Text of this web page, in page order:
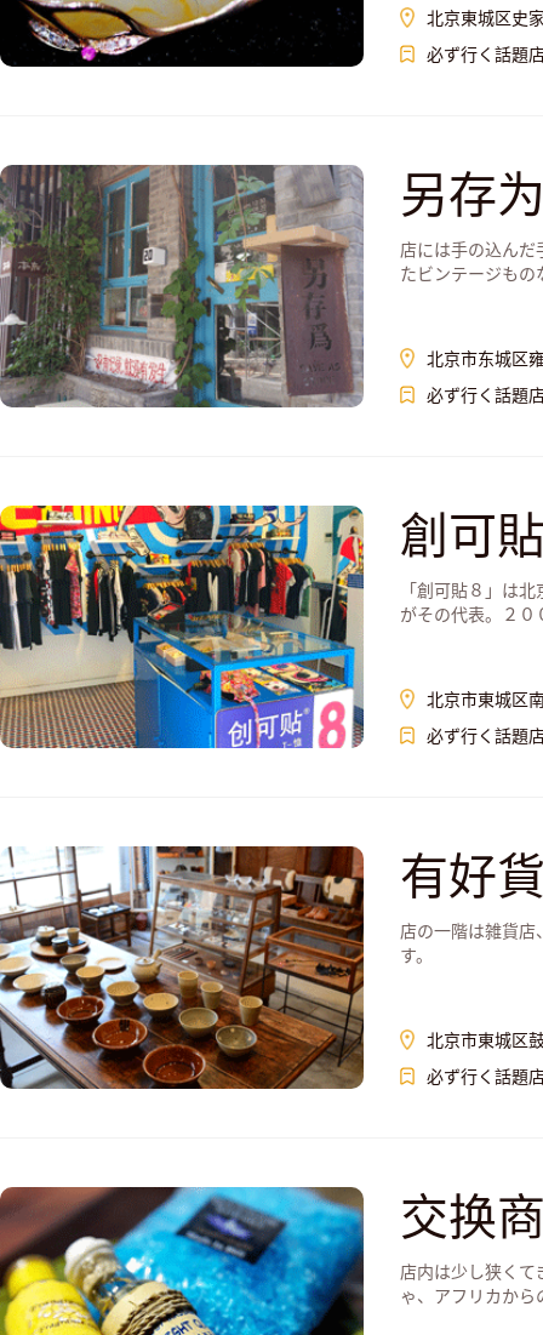
北京東城区史
必ず行く話題
另存
店には手の込んだ
たビンテージもの
北京市东城区
必ず行く話題
創可
「創可貼８」は
がその代表。２
北京市東城区
必ず行く話題
有好
店の一階は雑貨店
す。
北京市東城区
必ず行く話題
交换
店内は少し狭くて
ゃ、アフリカか